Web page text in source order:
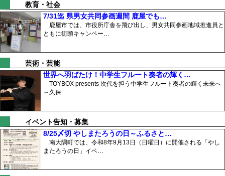
教育・社会
7/31迄 県男女共同参画週間 鹿屋でも…
鹿屋市では、市役所庁舎を飛び出し、男女共同参画地域推進員と
ともに街頭キャンペー…
芸術・芸能
世界へ羽ばたけ！中学生フルート奏者の輝く…
TOYBOX presents 次代を担う中学生フルート奏者の輝く未来へ
～久保…
イベント告知・募集
8/25〆切 やしまたろうの日～ふるさと…
南大隅町では、令和8年9月13日（日曜日）に開催される「やし
またろうの日」イベ…